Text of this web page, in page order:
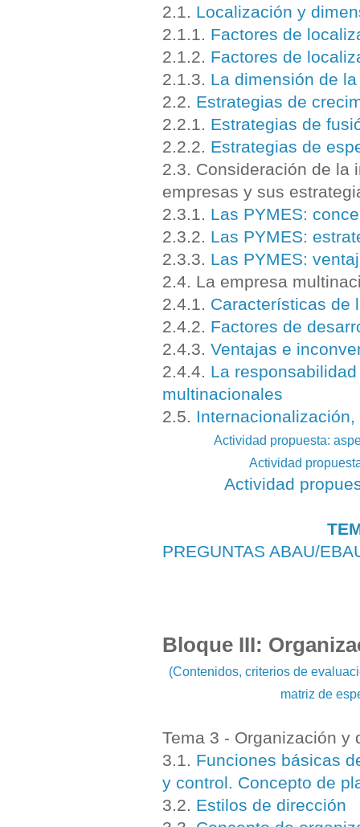
2.1. Localización y
2.1.1. Factores de
2.1.2. Factores de
2.1.3. La dimensión de
2.2. Estrategias de
2.2.1. Estrategias de
2.2.2. Estrategias de
2.3. Consideración de la
empresas y sus
2.3.1. Las PYMES:
2.3.2. Las PYMES:
2.3.3. Las PYMES:
2.4. La empresa
2.4.1. Características de
2.4.2. Factores de
2.4.3. Ventajas e
2.4.4. La
multinacionales
2.5.
Actividad propuesta:
Actividad
Actividad
PREGUNTAS ABAU/
Bloque III:
(Contenidos, criterios de
matriz de
Tema 3 - Organización y
3.1. Funciones básicas
y control. Concepto de
3.2. Estilos de dirección